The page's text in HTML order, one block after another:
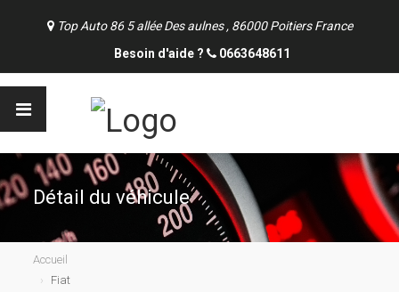
Top Auto 86 5 allée Des aulnes , 86000 Poitiers France
Besoin d'aide ?
0663648611
Détail du véhicule
Accueil
Fiat